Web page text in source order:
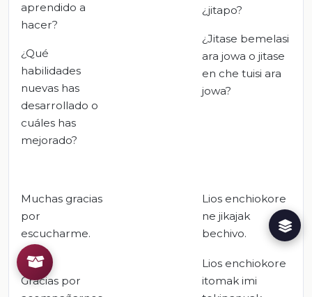
aprendido a
hacer?
¿Qué
habilidades
nuevas has
desarrollado o
cuáles has
mejorado?
¿jitapo?
¿Jitase bemelasi
ara jowa o jitase
en che tuisi ara
jowa?
Muchas gracias
por
escucharme.
Lios enchiokore
ne jikajak
bechivo.
Gracias por
Lios enchiokore
itomak imi